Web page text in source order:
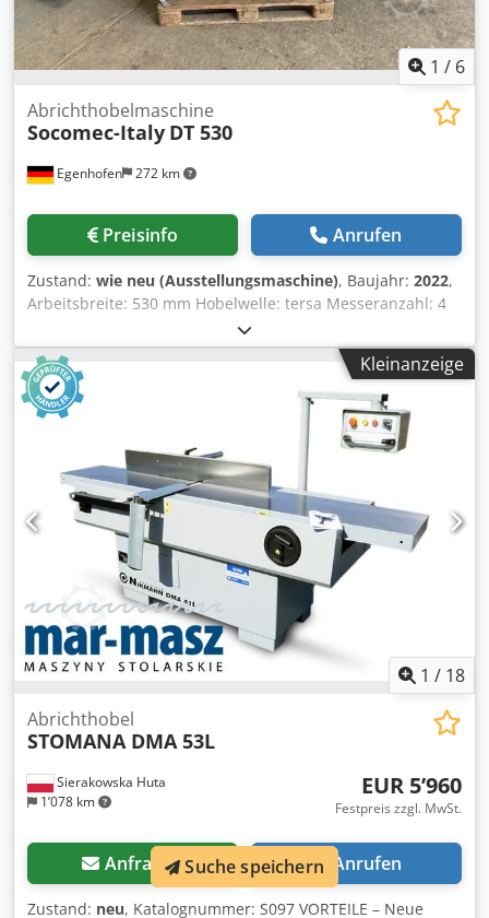
1 / 6
Egenhofen 272 km
Abrichthobelmaschine
Socomec-Italy DT 530
Preisinfo Anrufen
Zustand: wie neu (Ausstellungsmaschine), Baujahr: 2022,
Arbeitsbreite: 530 mm Hobelwelle: tersa Messeranzahl: 4
Abrichttischlänge: 2900 mm Verstellung Abrichttisch:
Hebel Hohl- Spitzfugenverstellung: nein Anzeige
Spahnabnahme: Scala Djdehpl Szopfx Acyjck Anzeige Hohl-
Spitzfuge: - Abrichtanschlag Winkel verstellbar: ja
Motorleistung: 5,5 kW Maschinenlänge: 2900 mm
Maschinebreite: 1000mm Gewicht: 810 kg
Kleinanzeige
1 / 18
Sierakowska Huta
1’078 km
Abrichthobel
STOMANA DMA 53L
EUR 5’960
Festpreis zzgl. MwSt.
Anfragen Anrufen
Zustand: neu, Katalognummer: S097 VORTEILE – Neue
Suche speichern